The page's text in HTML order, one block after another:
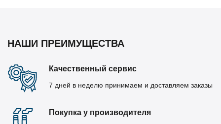
НАШИ ПРЕИМУЩЕСТВА
Качественный сервис
7 дней в неделю принимаем и доставляем заказы
Покупка у производителя